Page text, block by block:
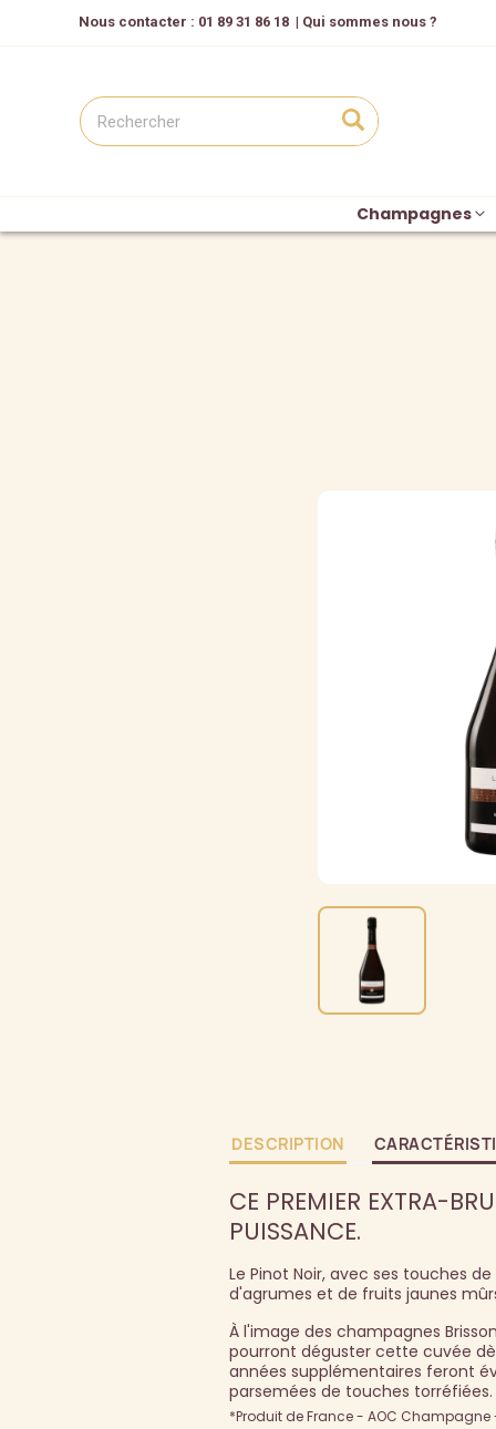
Nous contacter : 01 89 31 86 18 | Qui sommes nous ?
Champagnes
DESCRIPTION
CE PREMIER EXTRA-
PUISSANCE.
Le Pinot Noir, avec ses touches
d'agrumes et de fruits jaunes
À l'image des champagnes
pourront déguster cette cuvée
années supplémentaires feront
parsemées de touches torréfiées.
*Produit de France - AOC